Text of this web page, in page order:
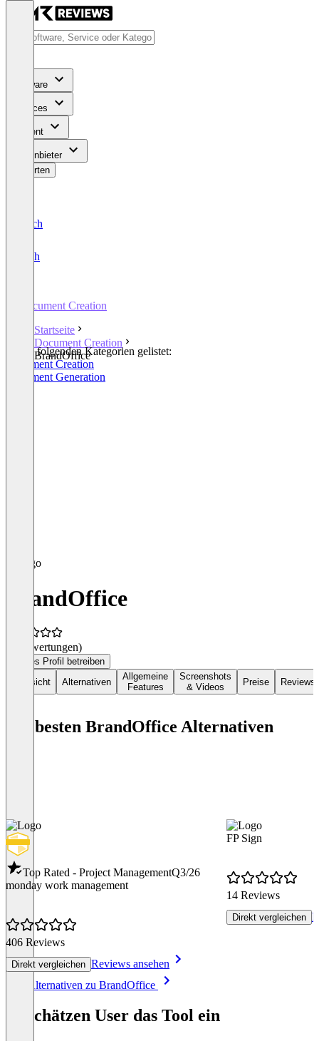
Software
Services
Content
Für Anbieter
Bewerten
Deutsch
English
Document Creation
Startseite
Document Creation
BrandOffice
In den folgenden Kategorien gelistet:
Document Creation
Document Generation
BrandOffice
(0 Bewertungen)
Dieses Profil betreiben
Übersicht
Alternativen
Allgemeine
Features
Screenshots
& Videos
Preise Reviews
Die besten BrandOffice Alternativen
Top Rated - Project ManagementQ3/26
monday work management
406 Reviews
Direkt vergleichen Reviews ansehen
FP Sign
14 Reviews
Direkt vergleichen
Alle Alternativen zu BrandOffice
So schätzen User das Tool ein